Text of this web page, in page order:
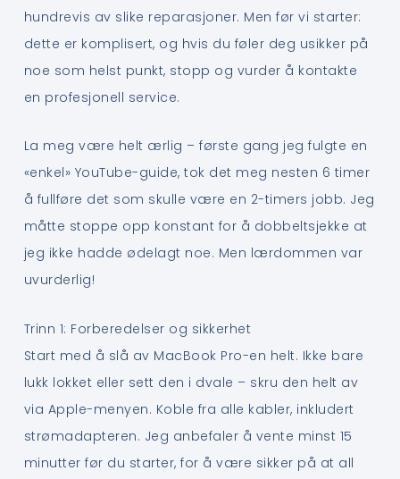
hundrevis av slike reparasjoner. Men før vi starter:
dette er komplisert, og hvis du føler deg usikker på
noe som helst punkt, stopp og vurder å kontakte
en profesjonell service.
La meg være helt ærlig – første gang jeg fulgte en
«enkel» YouTube-guide, tok det meg nesten 6 timer
å fullføre det som skulle være en 2-timers jobb. Jeg
måtte stoppe opp konstant for å dobbeltsjekke at
jeg ikke hadde ødelagt noe. Men lærdommen var
uvurderlig!
Trinn 1: Forberedelser og sikkerhet
Start med å slå av MacBook Pro-en helt. Ikke bare
lukk lokket eller sett den i dvale – skru den helt av
via Apple-menyen. Koble fra alle kabler, inkludert
strømadapteren. Jeg anbefaler å vente minst 15
minutter før du starter, for å være sikker på at all